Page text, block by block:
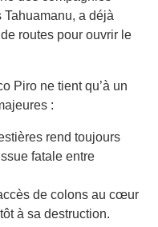
a déjà
routes pour ouvrir le
Piro ne tient qu’à un
:
rend toujours
fatale entre
de colons au cœur
à sa destruction.